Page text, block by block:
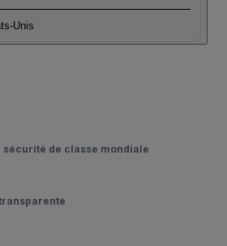
Unis
sécurité de classe mondiale